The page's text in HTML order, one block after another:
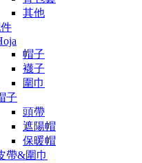
其他
帽子
襪子
圍巾
子
頭帶
遮陽帽
保暖帽
帶&圍巾